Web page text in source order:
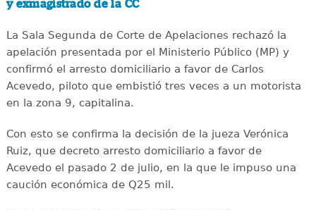
y exmagistrado de la CC
La Sala Segunda de Corte de Apelaciones rechazó la
apelación presentada por el Ministerio Público (MP) y
confirmó el arresto domiciliario a favor de Carlos
Acevedo, piloto que embistió tres veces a un motorista
en la zona 9, capitalina.
Con esto se confirma la decisión de la jueza Verónica
Ruiz, que decreto arresto domiciliario a favor de
Acevedo el pasado 2 de julio, en la que le impuso una
caución económica de Q25 mil.